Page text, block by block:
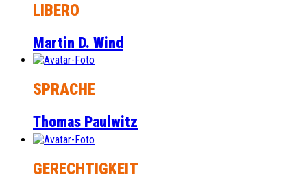
LIBERO
Martin D. Wind
SPRACHE
Thomas Paulwitz
GERECHTIGKEIT